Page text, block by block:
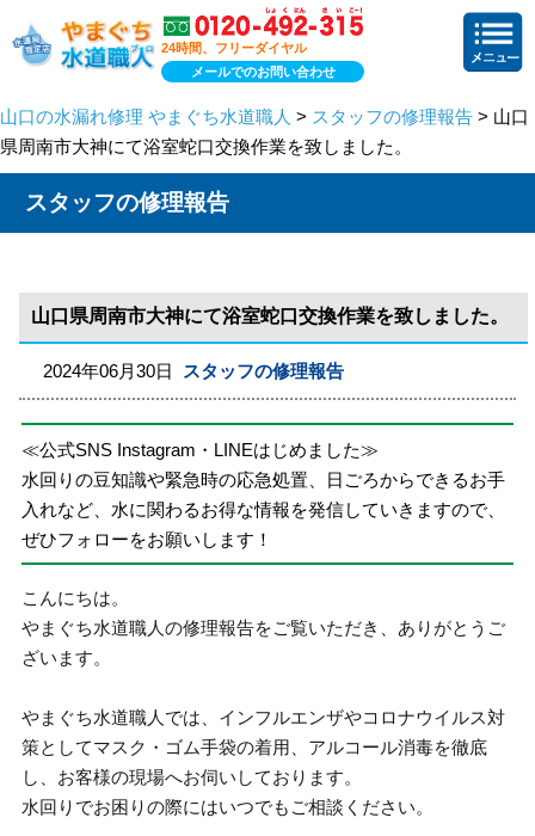
24時間、フリーダイヤル
メールでのお問い合わせ
山口の水漏れ修理 やまぐち水道職人 > スタッフの修理報告 > 山口
県周南市大神にて浴室蛇口交換作業を致しました。
スタッフの修理報告
山口県周南市大神にて浴室蛇口交換作業を致しました。
2024年06月30日 スタッフの修理報告
≪公式SNS Instagram・LINEはじめました≫
水回りの豆知識や緊急時の応急処置、日ごろからできるお手
入れなど、水に関わるお得な情報を発信していきますので、
ぜひフォローをお願いします！
こんにちは。
やまぐち水道職人の修理報告をご覧いただき、ありがとうご
ざいます。
やまぐち水道職人では、インフルエンザやコロナウイルス対
策としてマスク・ゴム手袋の着用、アルコール消毒を徹底
し、お客様の現場へお伺いしております。
水回りでお困りの際にはいつでもご相談ください。